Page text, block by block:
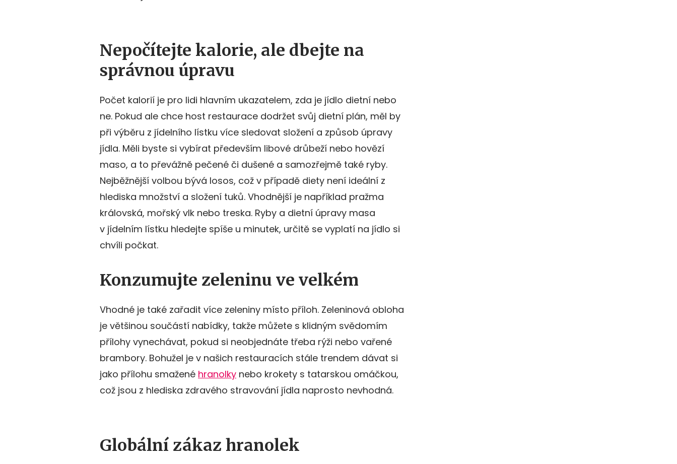
Nepočítejte kalorie, ale dbejte na
správnou úpravu
Počet kalorií je pro lidi hlavním ukazatelem, zda je jídlo dietní nebo
ne. Pokud ale chce host restaurace dodržet svůj dietní plán, měl by
při výběru z jídelního lístku více sledovat složení a způsob úpravy
jídla. Měli byste si vybírat především libové drůbeží nebo hovězí
maso, a to převážně pečené či dušené a samozřejmě také ryby.
Nejběžnější volbou bývá losos, což v případě diety není ideální z
hlediska množství a složení tuků. Vhodnější je například pražma
královská, mořský vlk nebo treska. Ryby a dietní úpravy masa
v jídelním lístku hledejte spíše u minutek, určitě se vyplatí na jídlo si
chvíli počkat.
Konzumujte zeleninu ve velkém
Vhodné je také zařadit více zeleniny místo příloh. Zeleninová obloha
je většinou součástí nabídky, takže můžete s klidným svědomím
přílohy vynechávat, pokud si neobjednáte třeba rýži nebo vařené
brambory. Bohužel je v našich restauracích stále trendem dávat si
jako přílohu smažené hranolky nebo krokety s tatarskou omáčkou,
což jsou z hlediska zdravého stravování jídla naprosto nevhodná.
Globální zákaz hranolek